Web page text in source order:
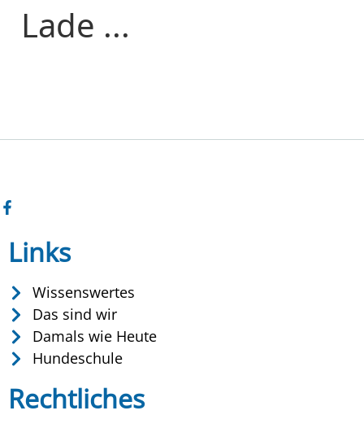
Lade ...
Links
Wissenswertes
Das sind wir
Damals wie Heute
Hundeschule
Rechtliches